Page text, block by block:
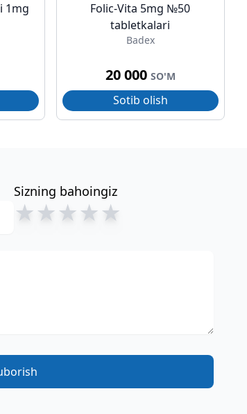
1mg
Folic-Vita 5mg №50
tabletkalari
Badex
20 000 SO'M
Sotib olish
Sizning bahoingiz
★★★★★